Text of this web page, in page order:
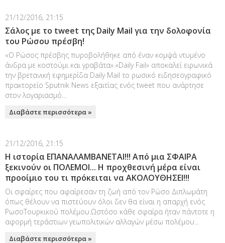
21/12/2016, 21:15
Σάλος με το tweet της Daily Mail για την δολοφονία
του Ρώσου πρέσβη!
«Ο Ρώσος πρέσβης πυροβολήθηκε από έναν κομψά ντυμένο
άνδρα με κοστούμι και γραβάτα».«Daily Fail» αποκαλεί ειρωνικά
την βρετανική εφημερίδα Daily Mail το ρωσικό ειδησεογραφικό
πρακτορείο Sputnik News εξαιτίας ενός tweet που ανάρτησε
στον λογαριασμό...
Διαβάστε περισσότερα »
21/12/2016, 21:15
Η ιστορία ΕΠΑΝΑΛΑΜΒΑΝΕΤΑΙ!!! Από μια ΣΦΑΙΡΑ
ξεκινούν οι ΠΟΛΕΜΟΙ... Η προχθεσινή μέρα είναι
προοίμιο του τι πρόκειται να ΑΚΟΛΟΥΘΗΣΕΙ!!!
Οι σφαίρες που αφαίρεσαν τη ζωή από τον Ρώσο Διπλωμάτη
όπως θέλουν να πιστεύουν όλοι δεν θα είναι η απαρχή ενός
ΡωσοΤουρκικού πολέμου.Ωστόσο κάθε σφαίρα ήταν πάντοτε η
αφορμή τεράστιων γεωπολιτικών αλλαγών μέσω πολέμου...
Διαβάστε περισσότερα »